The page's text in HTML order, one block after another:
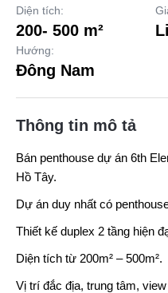
Diện tích:
200- 500 m²
Hướng:
Đông Nam
Thông tin mô tả
Bán penthouse dự án 6th
Hồ Tây.
Dự án duy nhất có
Thiết kế duplex 2 tầng hiện
Diện tích từ 200m² – 500m².
Vị trí đắc địa, trung tâm,